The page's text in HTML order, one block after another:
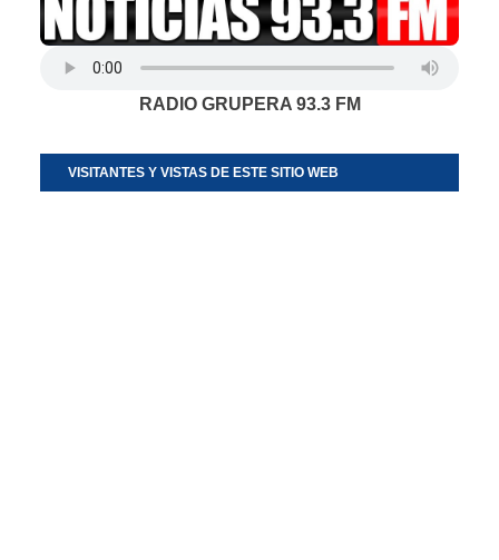
RADIO GRUPERA 93.3 FM
VISITANTES Y VISTAS DE ESTE SITIO WEB